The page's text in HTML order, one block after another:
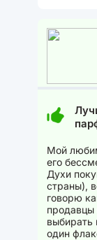
Мой
его
Духи
страны),
говорю
продавцы
один